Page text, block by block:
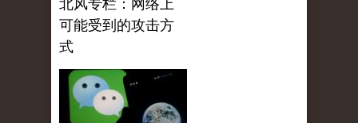
北风专栏：网络上
可能受到的攻击方
式